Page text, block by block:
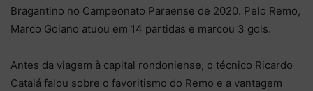
Bragantino no Campeonato Paraense de 2020. Pelo Remo,
Marco Goiano atuou em 14 partidas e marcou 3 gols.
Antes da viagem à capital rondoniense, o técnico Ricardo
Catalá falou sobre o favoritismo do Remo e a vantagem